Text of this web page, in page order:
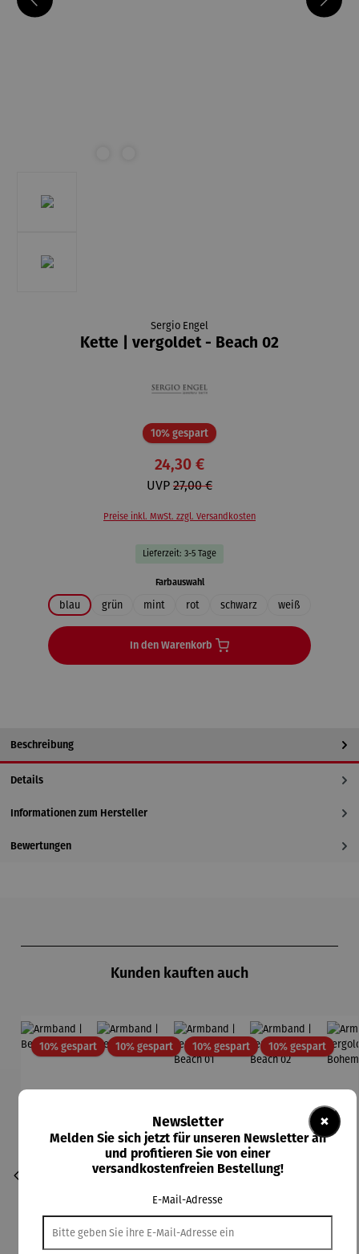
Sergio Engel
Kette | vergoldet - Beach 02
10% gespartRabatt
24,30 €
UVP 27,00 €
Preise inkl. MwSt. zzgl. Versandkosten
Lieferzeit: 3-5 Tage
Farbauswahlauswählen
blau grün mint rot schwarz weiß
In den Warenkorb
Beschreibung
Details
Informationen zum Hersteller
Bewertungen
Kunden kauften auch
10% gespartRabatt10% gespartRabatt10% gespartRabatt10% gespartRabatt
×
Newsletter
Melden Sie sich jetzt für unseren Newsletter an
und profitieren Sie von einer
versandkostenfreien Bestellung!
E-Mail-Adresse